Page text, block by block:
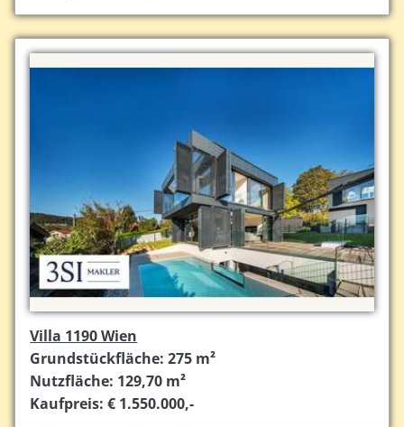
Villa 1190 Wien
Grundstückfläche: 275 m²
Nutzfläche: 129,70 m²
Kaufpreis: € 1.550.000,-